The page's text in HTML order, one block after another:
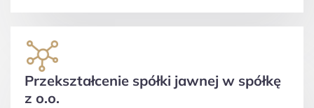
Przekształcenie spółki jawnej w spółkę
z o.o.